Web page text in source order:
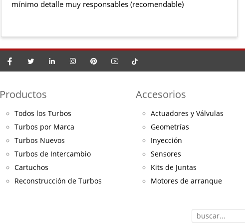
mínimo detalle muy responsables (recomendable)
Productos
Todos los Turbos
Turbos por Marca
Turbos Nuevos
Turbos de Intercambio
Cartuchos
Reconstrucción de Turbos
Accesorios
Actuadores y Válvulas
Geometrías
Inyección
Sensores
Kits de Juntas
Motores de arranque